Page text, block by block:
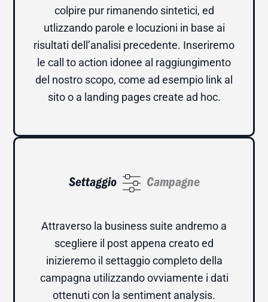
colpire pur rimanendo sintetici, ed
utlizzando parole e locuzioni in base ai
risultati dell’analisi precedente. Inseriremo
le call to action idonee al raggiungimento
del nostro scopo, come ad esempio link al
sito o a landing pages create ad hoc.
Settaggio Campagne
Attraverso la business suite andremo a
scegliere il post appena creato ed
inizieremo il settaggio completo della
campagna utilizzando ovviamente i dati
ottenuti con la sentiment analysis.